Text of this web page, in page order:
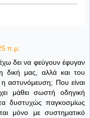
π.μ.
δει να φεύγουν έφυγαν
δική μας, αλλά και του
αστυνόμευση; Που είναι
μάθει σωστή οδηγική
δυστυχώς παγκοσμίως
μόνο με συστηματικό